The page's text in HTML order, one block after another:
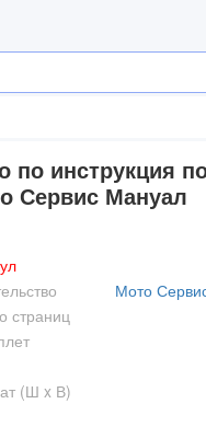
по инструкция
Сервис Мануал
Мото
страниц
(Ш x В)